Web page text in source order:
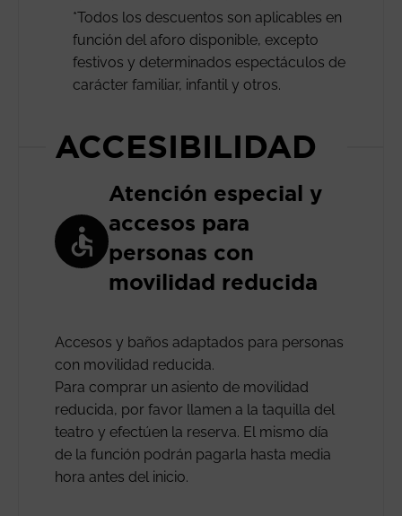
*Todos los descuentos son aplicables en
función del aforo disponible, excepto
festivos y determinados espectáculos de
carácter familiar, infantil y otros.
ACCESIBILIDAD
Atención especial y
accesos para
personas con
movilidad reducida
Accesos y baños adaptados para personas
con movilidad reducida.
Para comprar un asiento de movilidad
reducida, por favor llamen a la taquilla del
teatro y efectúen la reserva. El mismo día
de la función podrán pagarla hasta media
hora antes del inicio.